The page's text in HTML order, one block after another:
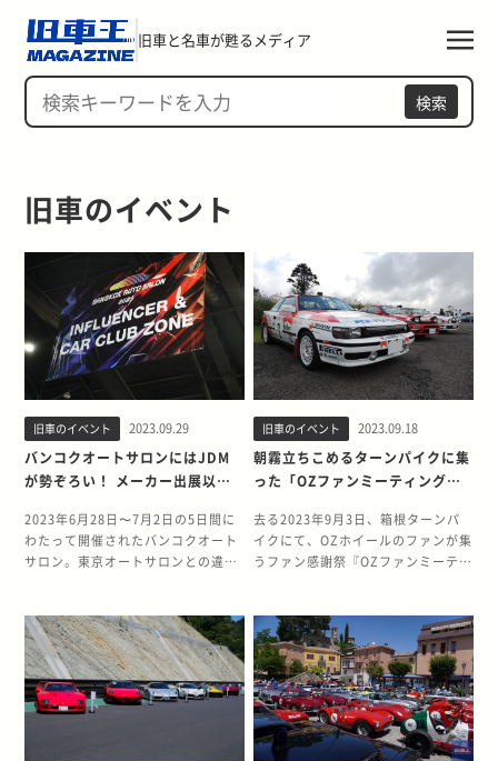
旧車と名車が甦るメディア
検索
旧車のイベント
旧車のイベント 2023.09.29
バンコクオートサロンにはJDM
が勢ぞろい！ メーカー出展以上
2023年6月28日〜7月2日の5日間に
わたって開催されたバンコクオート
サロン。東京オートサロンとの違い
といえるでしょう。それも、単に駐
車場に集合しているのではなく、テ
ーマに合わせてそれぞれ集められて
います。 今回は、オートサロン会場
内外で展示されていたユーザー所有
旧車のイベント 2023.09.18
朝霧立ちこめるターンパイクに集
った「OZファンミーティング
去る2023年9月3日、箱根ターンパ
イクにて、OZホイールのファンが集
うファン感謝祭『OZファンミーティ
取り扱うオーゼットジャパン(株)が
主催する。 参加資格はもちろん、同
社の取り扱うホーイルであるOZ、
MSW、Sparcoホイールを車両に装
着しているオーナーとなる。 それ以
外はもちろん国産、外車、新車、旧
車は問わない。 午前9時を回り始め